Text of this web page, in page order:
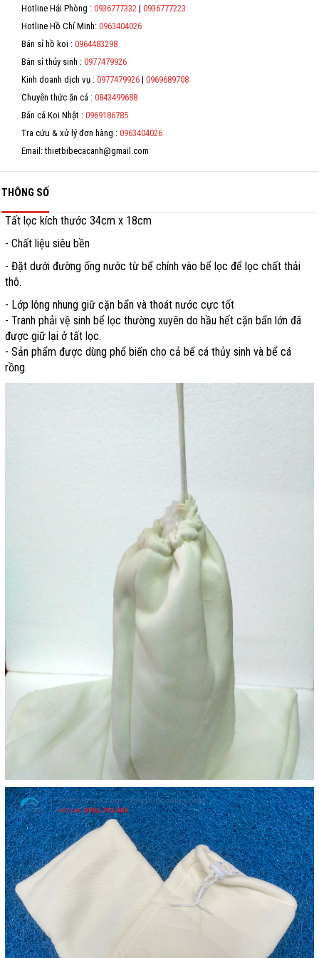
Hotline Hải Phòng : 0936777332| 0936777223
Hotline Hồ Chí Minh: 0963404026
Bán sỉ hồ koi : 0964483298
Bán sỉ thủy sinh : 0977479926
Kinh doanh dịch vụ : 0977479926| 0969689708
Chuyên thức ăn cá : 0843499688
Bán cá Koi Nhật : 0969186785
Tra cứu & xử lý đơn hàng : 0963404026
Email: thietbibecacanh@gmail.com
THÔNG SỐ
Tất lọc kích thước 34cm x 18cm
- Chất liệu siêu bền
- Đặt dưới đường ống nước từ bể chính vào bể lọc để lọc chất thải
thô.
- Lớp lông nhung giữ cặn bẩn và thoát nước cực tốt
- Tranh phải vệ sinh bể lọc thường xuyên do hầu hết cặn bẩn lớn đã
được giữ lại ở tất lọc.
- Sản phẩm được dùng phổ biến cho cả bể cá thủy sinh và bể cá
rồng.